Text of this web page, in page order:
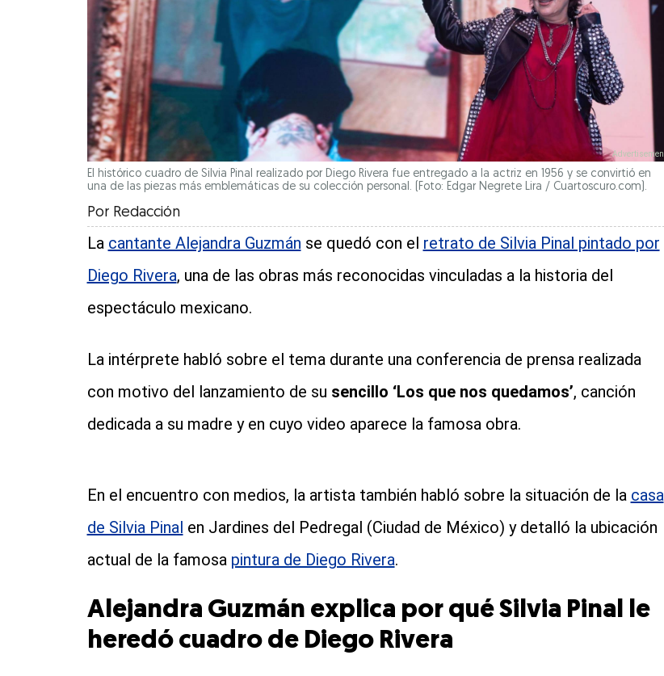
El histórico cuadro de Silvia Pinal realizado por Diego Rivera fue entregado a la actriz en 1956 y se convirtió en
una de las piezas más emblemáticas de su colección personal. (Foto: Edgar Negrete Lira / Cuartoscuro.com).
Por Redacción
La cantante Alejandra Guzmán se quedó con el retrato de Silvia Pinal pintado por
Diego Rivera, una de las obras más reconocidas vinculadas a la historia del
espectáculo mexicano.
La intérprete habló sobre el tema durante una conferencia de prensa realizada
con motivo del lanzamiento de su sencillo ‘Los que nos quedamos’, canción
dedicada a su madre y en cuyo video aparece la famosa obra.
En el encuentro con medios, la artista también habló sobre la situación de la casa
de Silvia Pinal en Jardines del Pedregal (Ciudad de México) y detalló la ubicación
actual de la famosa pintura de Diego Rivera.
Alejandra Guzmán explica por qué Silvia Pinal le
heredó cuadro de Diego Rivera